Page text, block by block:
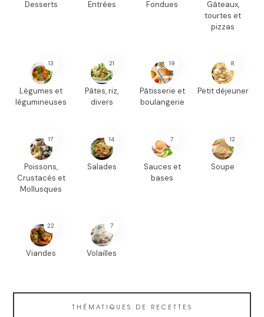
Desserts Entrées Fondues
Gâteaux,
tourtes et
pizzas
13
Légumes et
légumineuses
21
Pâtes, riz,
divers
19
Pâtisserie et
boulangerie
8
Petit déjeuner
17
Poissons,
Crustacés et
Mollusques
14
Salades
7
Sauces et
bases
12
Soupe
22
Viandes
7
Volailles
THÉMATIQUES DE RECETTES